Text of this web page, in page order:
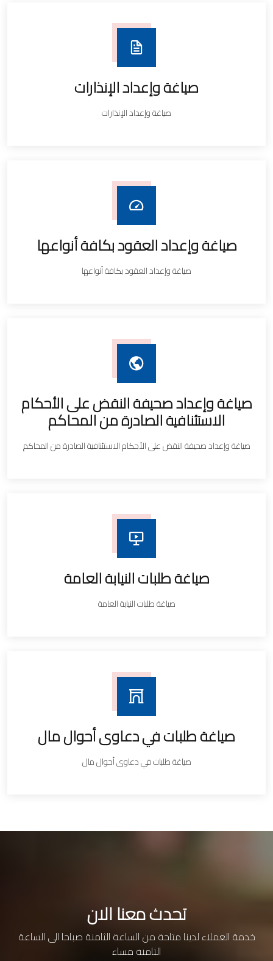
صياغة وإعداد الإنذارات
صياغة وإعداد الإنذارات
صياغة وإعداد العقود بكافة أنواعها
صياغة وإعداد العقود بكافة أنواعها
صياغة وإعداد صحيفة النقض على الأحكام
الاستئنافية الصادرة من المحاكم
صياغة وإعداد صحيفة النقض على الأحكام الاستئنافية الصادرة من المحاكم
صياغة طلبات النيابة العامة
صياغة طلبات النيابة العامة
صياغة طلبات في دعاوى أحوال مال
صياغة طلبات في دعاوى أحوال مال
تحدث معنا الان
خدمة العملاء لدينا متاحة من الساعة الثامنة صباحا الى الساعة
الثامنة مساء